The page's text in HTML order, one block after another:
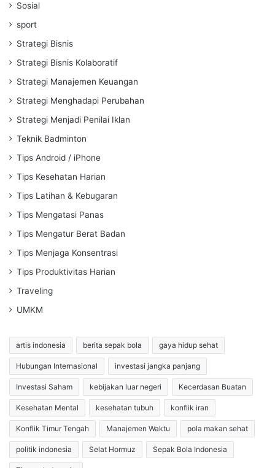
Sosial
sport
Strategi Bisnis
Strategi Bisnis Kolaboratif
Strategi Manajemen Keuangan
Strategi Menghadapi Perubahan
Strategi Menjadi Penilai Iklan
Teknik Badminton
Tips Android / iPhone
Tips Kesehatan Harian
Tips Latihan & Kebugaran
Tips Mengatasi Panas
Tips Mengatur Berat Badan
Tips Menjaga Konsentrasi
Tips Produktivitas Harian
Traveling
UMKM
artis indonesia berita sepak bola gaya hidup sehat
Hubungan Internasional investasi jangka panjang
Investasi Saham kebijakan luar negeri Kecerdasan Buatan
Kesehatan Mental kesehatan tubuh konflik iran
Konflik Timur Tengah Manajemen Waktu pola makan sehat
politik indonesia Selat Hormuz Sepak Bola Indonesia